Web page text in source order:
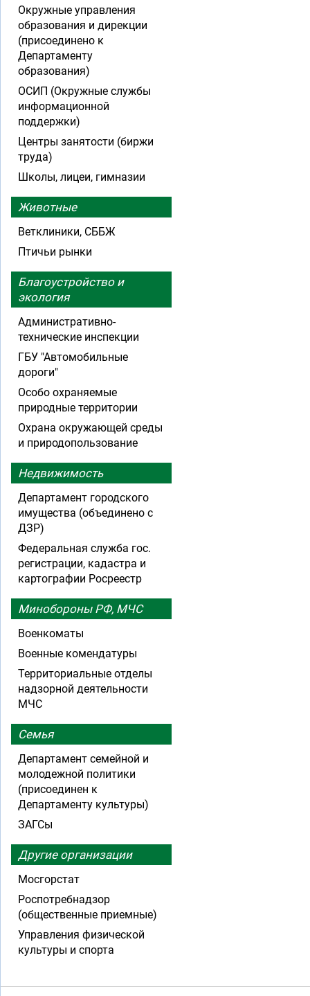
Окружные управления
образования и дирекции
(присоединено к
Департаменту
образования)
ОСИП (Окружные службы
информационной
поддержки)
Центры занятости (биржи
труда)
Школы, лицеи, гимназии
Животные
Ветклиники, СББЖ
Птичьи рынки
Благоустройство и
экология
Административно-
технические инспекции
ГБУ "Автомобильные
дороги"
Особо охраняемые
природные территории
Охрана окружающей среды
и природопользование
Недвижимость
Департамент городского
имущества (объединено с
ДЗР)
Федеральная служба гос.
регистрации, кадастра и
картографии Росреестр
Минобороны РФ, МЧС
Военкоматы
Военные комендатуры
Территориальные отделы
надзорной деятельности
МЧС
Семья
Департамент семейной и
молодежной политики
(присоединен к
Департаменту культуры)
ЗАГСы
Другие организации
Мосгорстат
Роспотребнадзор
(общественные приемные)
Управления физической
культуры и спорта